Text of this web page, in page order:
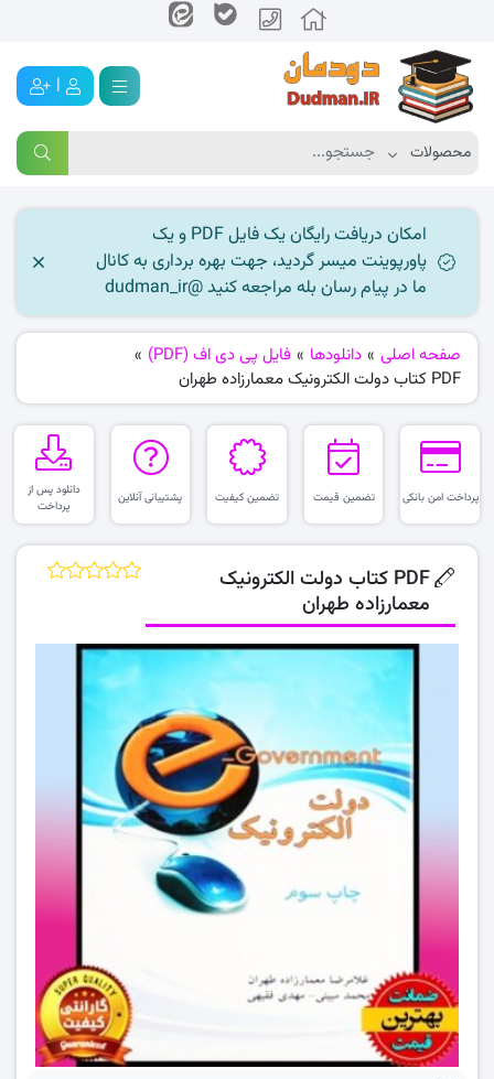
|
امکان دریافت رایگان یک فایل PDF و یک
پاورپوینت میسر گردید، جهت بهره برداری به کانال
ما در پیام رسان بله مراجعه کنید @dudman_ir
صفحه اصلی » دانلودها » فایل پی دی اف (PDF)
»
PDF کتاب دولت الکترونیک معمارزاده طهران
پرداخت امن بانکی تضمین قیمت تضمین کیفیت پشتیبانی آنلاین
دانلود پس از
پرداخت
PDF کتاب دولت الکترونیک
معمارزاده طهران